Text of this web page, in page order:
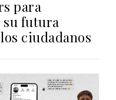
para
futura
ciudadanos